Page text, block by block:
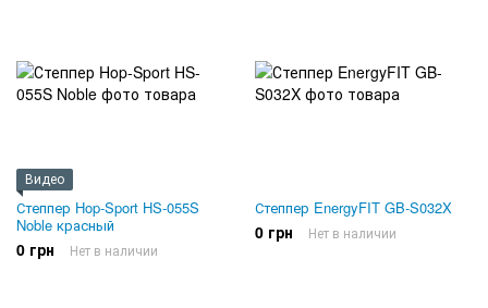
Видео
Степпер Hop-Sport HS-055S
Noble красный
0 грн Нет в наличии
Степпер EnergyFIT GB-S032X
0 грн Нет в наличии